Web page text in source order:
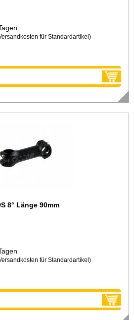
für Standardartikel)
8° Länge 90mm
für Standardartikel)